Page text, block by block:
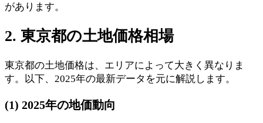
があります。
2. 東京都の土地価格相場
東京都の土地価格は、エリアによって大きく異なりま
す。以下、2025年の最新データを元に解説します。
(1) 2025年の地価動向